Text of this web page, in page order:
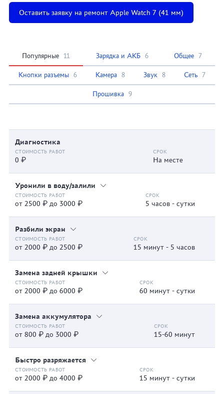
Оставить заявку на ремонт Apple Watch 7 (41 мм)
Популярные 11 Зарядка и АКБ 6 Общее 7
Кнопки разъемы 6 Камера 8 Звук 8 Сеть 7
Прошивка 9
Диагностика
0 ₽ На месте
Уронили в воду/залили
от 2500 ₽ до 3000 ₽ 5 часов - сутки
Разбили экран
от 2000 ₽ до 2500 ₽ 15 минут - 5 часов
Замена задней крышки
от 2000 ₽ до 6000 ₽ 60 минут - сутки
Замена аккумулятора
от 800 ₽ до 3000 ₽ 15-60 минут
Быстро разряжается
от 2000 ₽ до 4000 ₽ 15 минут - сутки